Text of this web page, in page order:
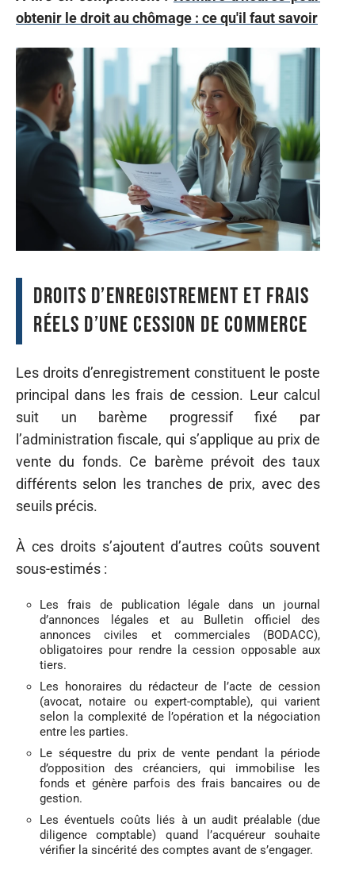
obtenir le droit au chômage : ce qu'il faut savoir
Droits d’enregistrement et frais
réels d’une cession de commerce
Les droits d’enregistrement constituent le poste
principal dans les frais de cession. Leur calcul
suit un barème progressif fixé par
l’administration fiscale, qui s’applique au prix de
vente du fonds. Ce barème prévoit des taux
différents selon les tranches de prix, avec des
seuils précis.
À ces droits s’ajoutent d’autres coûts souvent
sous-estimés :
Les frais de publication légale dans un journal
d’annonces légales et au Bulletin officiel des
annonces civiles et commerciales (BODACC),
obligatoires pour rendre la cession opposable aux
tiers.
Les honoraires du rédacteur de l’acte de cession
(avocat, notaire ou expert-comptable), qui varient
selon la complexité de l’opération et la négociation
entre les parties.
Le séquestre du prix de vente pendant la période
d’opposition des créanciers, qui immobilise les
fonds et génère parfois des frais bancaires ou de
gestion.
Les éventuels coûts liés à un audit préalable (due
diligence comptable) quand l’acquéreur souhaite
vérifier la sincérité des comptes avant de s’engager.